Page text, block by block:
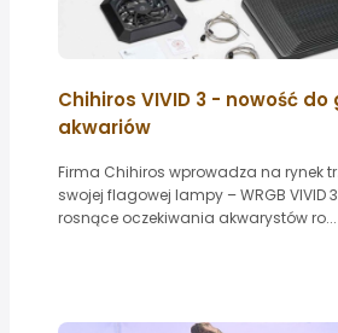
Chihiros VIVID 3 - nowość do
akwariów
Firma Chihiros wprowadza na rynek
swojej flagowej lampy – WRGB VIVID
rosnące oczekiwania akwarystów ro...